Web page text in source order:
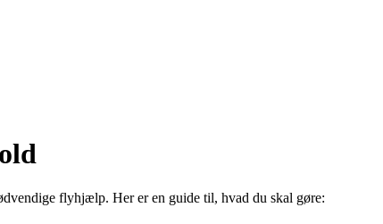
flyhjælp. Her er en guide til, hvad du skal gøre: